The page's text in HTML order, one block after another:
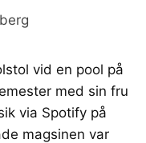
vid en pool på
med sin fru
via Spotify på
magsinen var